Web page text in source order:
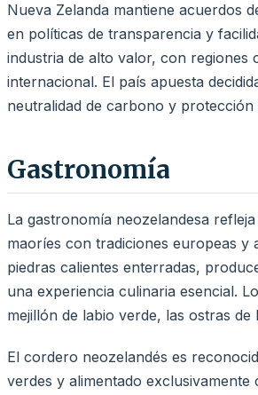
Nueva Zelanda mantiene acuerdos
en políticas de transparencia y
industria de alto valor, con
internacional. El país apuesta
neutralidad de carbono y protección
Gastronomía
La gastronomía neozelandesa
maoríes con tradiciones europeas y
piedras calientes enterradas,
una experiencia culinaria esencial.
mejillón de labio verde, las ostras
El cordero neozelandés es
verdes y alimentado